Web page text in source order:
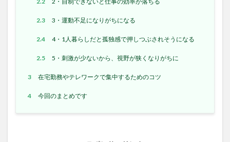
2.3 3・運動不足になりがちになる
2.4 4・1人暮らしだと孤独感で押しつぶされそうになる
2.5 5・刺激が少ないから、視野が狭くなりがちに
3 在宅勤務やテレワークで集中するためのコツ
4 今回のまとめです